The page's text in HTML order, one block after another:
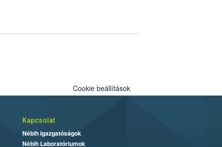
Cookie beállítások
Kapcsolat
Nébih Igazgatóságok
Nébih Laboratóriumok